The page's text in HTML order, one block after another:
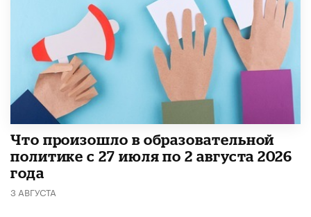
​Что произошло в образовательной
политике с 27 июля по 2 августа 2026
года
3 АВГУСТА